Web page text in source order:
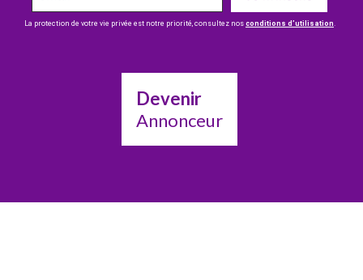
La protection de votre vie privée est notre priorité, consultez nos conditions d’utilisation
Devenir
Annonceur